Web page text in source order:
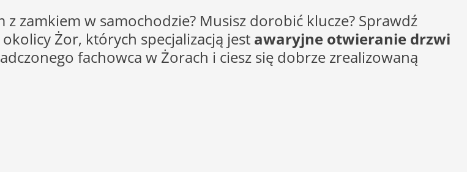
zamkiem w samochodzie? Musisz dorobić klucze? Sprawdź
Żor, których specjalizacją jest awaryjne otwieranie drzwi
fachowca w Żorach i ciesz się dobrze zrealizowaną